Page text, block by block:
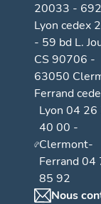
20033 -
Lyon cedex 2
- 59 bd L.
CS 90706 -
63050
Ferrand
Lyon 04 26
40 00 -
Clermont-
Ferrand 04
85 92
Nous